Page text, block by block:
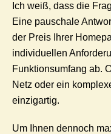
Ich weiß, dass die
Eine pauschale
der Preis Ihrer
individuellen
Funktionsumfang ab.
Netz oder ein
einzigartig.
Um Ihnen dennoch